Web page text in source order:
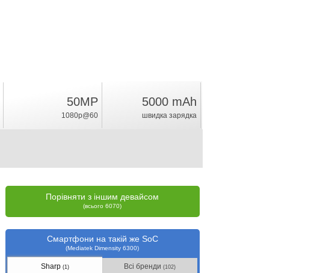
50MP
1080p@60
5000 mAh
швидка зарядка
Порівняти з іншим девайсом
(всього 6070)
Смартфони на такій же SoC
(Mediatek Dimensity 6300)
Sharp (1) Всі бренди(102)